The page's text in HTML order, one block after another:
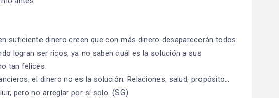
suficiente dinero creen que con más dinero desaparecerán todos
logran ser ricos, ya no saben cuál es la solución a sus
tan felices.
el dinero no es la solución. Relaciones, salud, propósito…
pero no arreglar por sí solo. (SG)